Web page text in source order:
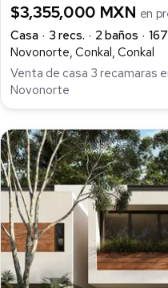
$3,355,000 MXN en
Casa
3 recs. 2 baños
Novonorte, Conkal, Conkal
Venta de casa 3 recamaras
Novonorte